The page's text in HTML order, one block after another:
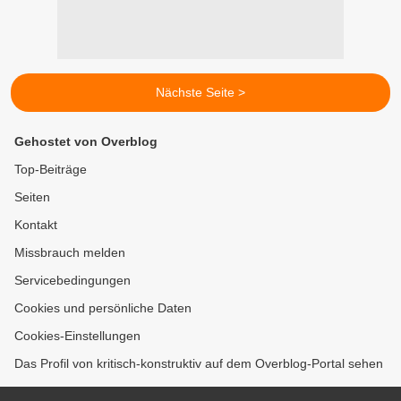
Nächste Seite >
Gehostet von Overblog
Top-Beiträge
Seiten
Kontakt
Missbrauch melden
Servicebedingungen
Cookies und persönliche Daten
Cookies-Einstellungen
Das Profil von kritisch-konstruktiv auf dem Overblog-Portal sehen